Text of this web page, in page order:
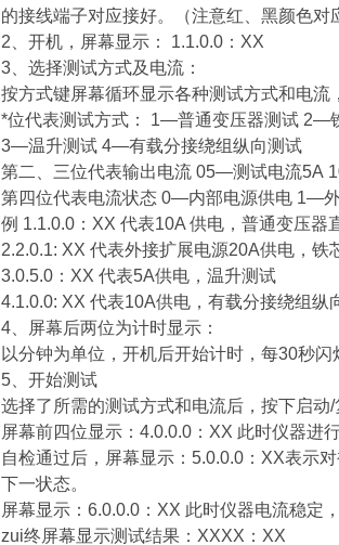
的接线端子对应接好。（注意红、黑颜色
2、开机，屏幕显示： 1.1.0.0：XX
3、选择测试方式及电流：
按方式键屏幕循环显示各种测试方式和电流
*位代表测试方式： 1—普通变压器测试 2—
3—温升测试 4—有载分接绕组纵向测试
第二、三位代表输出电流 05—测试电流5A
第四位代表电流状态 0—内部电源供电 1—
例 1.1.0.0：XX 代表10A 供电，普通变压器
2.2.0.1: XX 代表外接扩展电源20A供电，
3.0.5.0：XX 代表5A供电，温升测试
4.1.0.0: XX 代表10A供电，有载分接绕组纵
4、屏幕后两位为计时显示：
以分钟为单位，开机后开始计时，每30秒闪
5、开始测试
选择了所需的测试方式和电流后，按下启
屏幕前四位显示：4.0.0.0：XX 此时仪器进
自检通过后，屏幕显示：5.0.0.0：XX表示对
下一状态。
屏幕显示：6.0.0.0：XX 此时仪器电流稳定
zui终屏幕显示测试结果：XXXX：XX